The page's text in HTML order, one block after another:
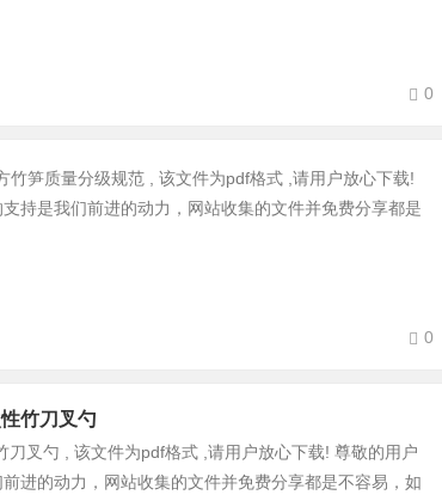
0
竹笋质量分级规范 , 该文件为pdf格式 ,请用户放心下载!
持是我们前进的动力，网站收集的文件并免费分享都是
0
竹刀叉勺
刀叉勺 , 该文件为pdf格式 ,请用户放心下载! 尊敬的用户
进的动力，网站收集的文件并免费分享都是不容易，如